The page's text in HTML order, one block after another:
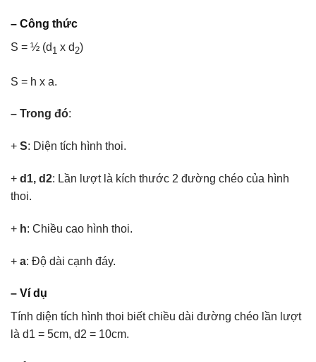
– Công thức
S = ½ (d 1 x d 2)
S = h x a.
– Trong đó:
+ S: Diện tích hình thoi.
+ d1, d2: Lần lượt là kích thước 2 đường chéo của hình
thoi.
+ h: Chiều cao hình thoi.
+ a: Độ dài cạnh đáy.
– Ví dụ
Tính diện tích hình thoi biết chiều dài đường chéo lần lượt
là d1 = 5cm, d2 = 10cm.